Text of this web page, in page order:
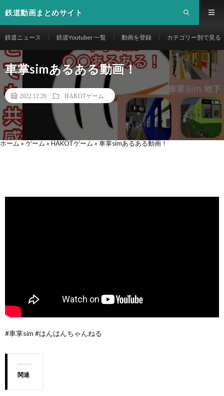
鉄道動画まとめサイト
鉄道ニュース 鉄道Youtuber 一覧 動画を登録 カテゴリー別で見る
車掌simあるある動画！
2022.12.26 HAKOTゲーム
ホーム » ゲーム » HAKOTゲーム » 車掌simあるある動画！
#車掌sim #はんはんちゃんねる
関連